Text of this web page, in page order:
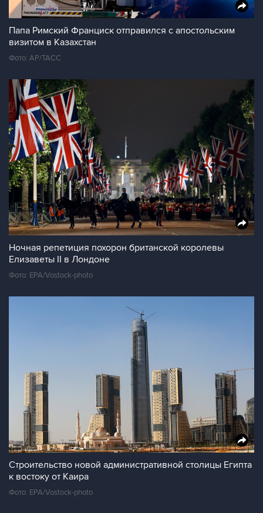
Папа Римский Франциск отправился с апостольским
визитом в Казахстан
Фото: AP/ТАСС
Ночная репетиция похорон британской королевы
Елизаветы II в Лондоне
Фото: EPA/Vostock-photo
Строительство новой административной столицы Египта
к востоку от Каира
Фото: EPA/Vostock-photo